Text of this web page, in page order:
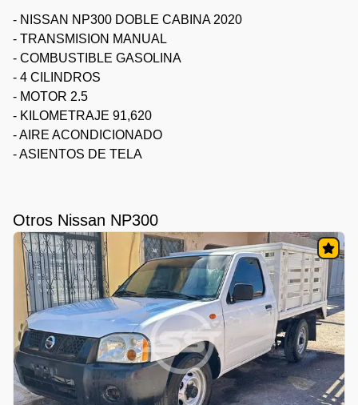
- NISSAN NP300 DOBLE CABINA 2020
- TRANSMISION MANUAL
- COMBUSTIBLE GASOLINA
- 4 CILINDROS
- MOTOR 2.5
- KILOMETRAJE 91,620
- AIRE ACONDICIONADO
- ASIENTOS DE TELA
Otros Nissan NP300